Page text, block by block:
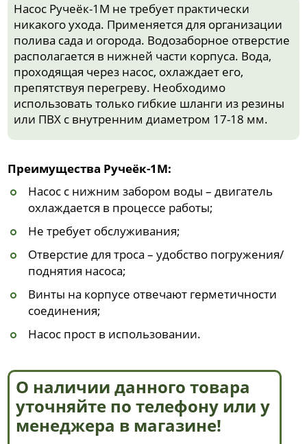
Насос Ручеёк-1М не требует практически
никакого ухода. Применяется для организации
полива сада и огорода. Водозаборное отверстие
располагается в нижней части корпуса. Вода,
проходящая через насос, охлаждает его,
препятствуя перегреву. Необходимо
использовать только гибкие шланги из резины
или ПВХ с внутренним диаметром 17-18 мм.
Преимущества Ручеёк-1М:
Насос с нижним забором воды – двигатель
охлаждается в процессе работы;
Не требует обслуживания;
Отверстие для троса – удобство погружения/
поднятия насоса;
Винты на корпусе отвечают герметичности
соединения;
Насос прост в использовании.
О наличии данного товара
уточняйте по телефону или у
менеджера в магазине!